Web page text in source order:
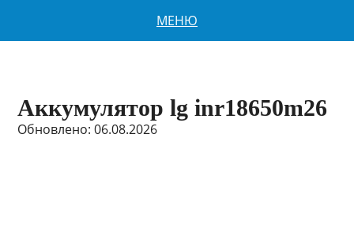
МЕНЮ
Аккумулятор lg inr18650m26
Обновлено: 06.08.2026